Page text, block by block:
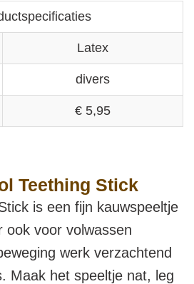
Latex
divers
€ 5,95
Teething Stick
is een fijn kauwspeeltje
ook voor volwassen
werk verzachtend
Maak het speeltje nat, leg